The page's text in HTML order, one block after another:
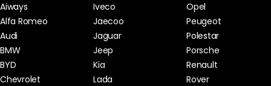
Aiways
Alfa Romeo
Audi
BMW
BYD
Chevrolet
Iveco
Jaecoo
Jaguar
Jeep
Kia
Lada
Opel
Peugeot
Polestar
Porsche
Renault
Rover